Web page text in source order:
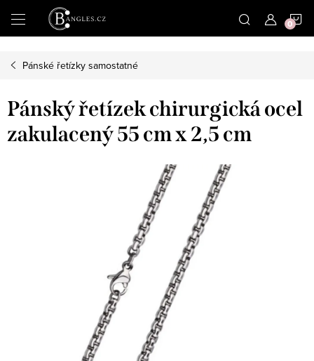
Přejít
na
Pánské řetízky samostatné
Pánský řetízek chirurgická ocel
zakulacený 55 cm x 2,5 cm